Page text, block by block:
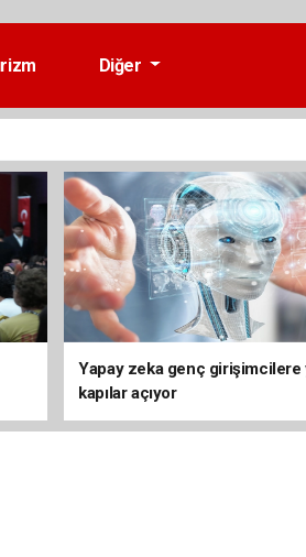
Diğer
Yapay zeka genç girişimcilere
kapılar açıyor